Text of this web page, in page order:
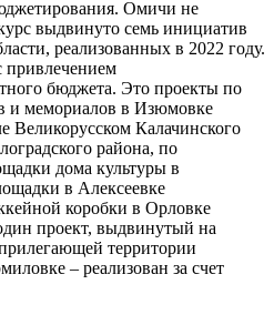
Омичи не
выдвинуто семь инициатив
реализованных в 2022 году.
привлечением
бюджета. Это проекты по
и мемориалов в Изюмовке
Великорусском Калачинского
района, по
дома культуры в
в Алексеевке
коробки в Орловке
проект, выдвинутый на
территории
– реализован за счет